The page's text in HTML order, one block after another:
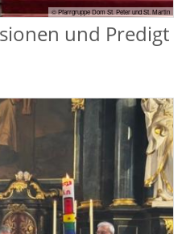
© Pfarrgruppe Dom St. Peter und St. Martin
und Predigt